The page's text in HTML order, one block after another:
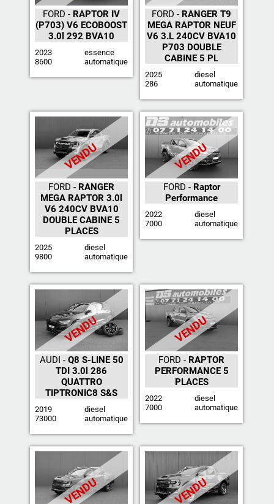
FORD - RAPTOR IV
(P703) V6 ECOBOOST
3.0l 292 BVA10
2023
8600
essence
automatique
FORD - RANGER T9
MEGA RAPTOR NEUF
V6 3.L 240CV BVA10
P703 DOUBLE
CABINE 5 PL
2025
286
diesel
automatique
VENDU
FORD - RANGER
MEGA RAPTOR 3.0l
V6 240CV BVA10
DOUBLE CABINE 5
PLACES
2025
9800
diesel
automatique
VENDU
FORD - Raptor
Performance
2022
7000
diesel
automatique
VENDU
AUDI - Q8 S-LINE 50
TDI 3.0l 286
QUATTRO
TIPTRONIC8 S&S
2019
73000
diesel
automatique
VENDU
FORD - RAPTOR
PERFORMANCE 5
PLACES
2022
7000
diesel
automatique
VENDU VENDU